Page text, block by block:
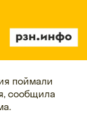
поймали
сообщила